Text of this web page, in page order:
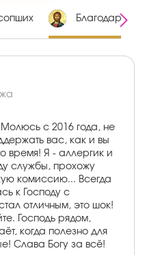
с 2016 года, не
вас, как и вы
время! Я - аллергик и
службы, прохожу
комиссию... Всегда
к Господу с
отличным, это шок!
Господь рядом,
когда полезно для
Слава Богу за всё!